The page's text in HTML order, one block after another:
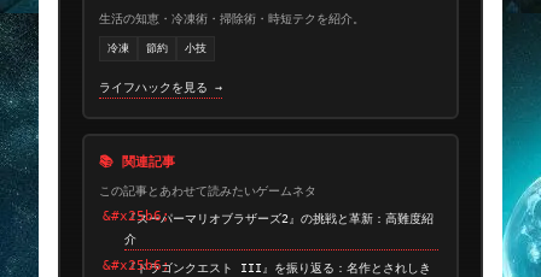
生活の知恵・冷凍術・掃除術・時短テクを紹介。
冷凍 節約 小技
ライフハックを見る →
📚 関連記事
この記事とあわせて読みたいゲームネタ
『スーパーマリオブラザーズ2』の挑戦と革新：高難度紹
介
『ドラゴンクエスト III』を振り返る：名作とされしき